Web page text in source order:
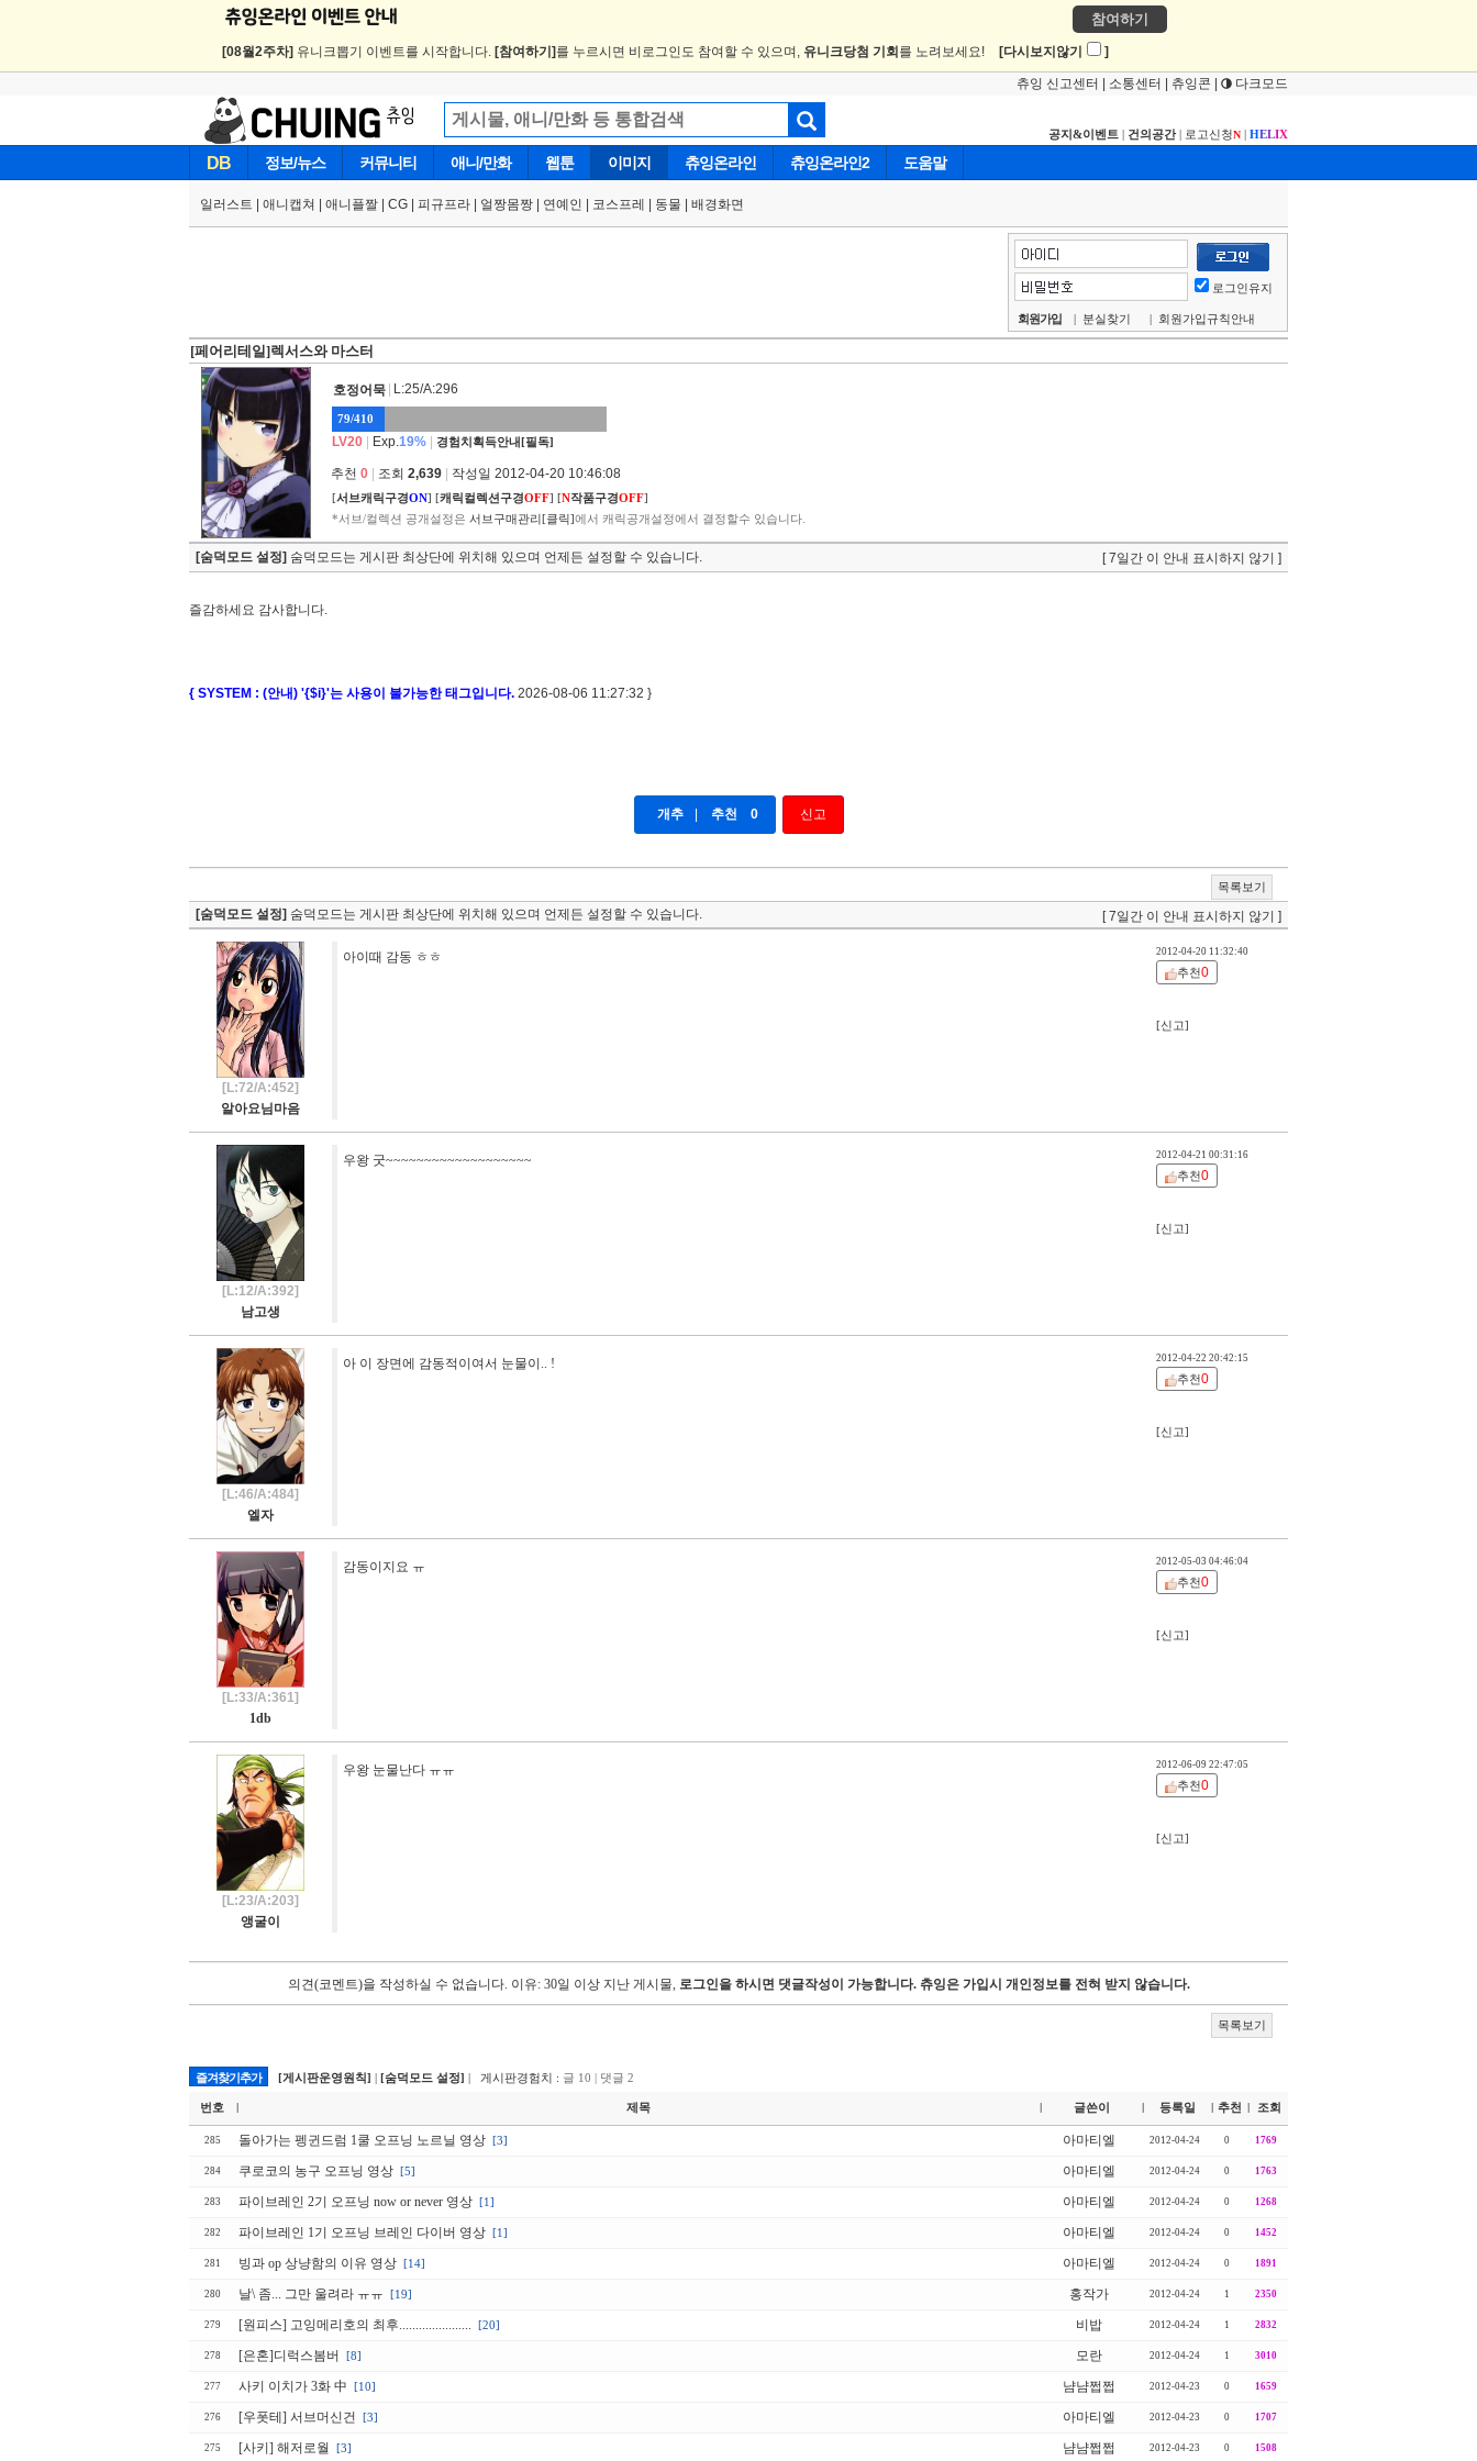
참여하기
[08월2주차] 유니크뽑기 이벤트를 시작합니다. [참여하기] 를 누르시면 비로그인도 참여할 수 있으며, 유니크당첨 기회 를 노려보세요! [다시보지않기 ]
츄잉 신고센터 소통센터 츄잉콘 다크모드
공지&이벤트 | 건의공간| 로고신청N | HELIX
DB 정보/뉴스 커뮤니티 애니/만화 웹툰 이미지 츄잉온라인 츄잉온라인2 도움말
일러스트 애니캡쳐 애니플짤 CG 피규프라 얼짱몸짱 연예인 코스프레 동물 배경화면
로그인유지
회원가입 | 분실찾기 | 회원가입규칙안내
[페어리테일]렉서스와 마스터
호정어묵 L:25/A:296
79/410
LV20 Exp.19% 경험치획득안내[필독]
추천 0 조회 2,639 작성일 2012-04-20 10:46:08
[서브캐릭구경ON] [캐릭컬렉션구경OFF] [N작품구경OFF]
*서브/컬렉션 공개설정은 서브구매관리[클릭]에서 캐릭공개설정에서 결정할수 있습니다.
[숨덕모드 설정] 숨덕모드는 게시판 최상단에 위치해 있으며 언제든 설정할 수 있습니다. [ 7일간 이 안내 표시하지 않기 ]
즐감하세요 감사합니다.
{ SYSTEM : (안내) '{$i}'는 사용이 불가능한 태그입니다. 2026-08-06 11:27:32 }
개추 추천 0 신고
목록보기
[숨덕모드 설정] 숨덕모드는 게시판 최상단에 위치해 있으며 언제든 설정할 수 있습니다. [ 7일간 이 안내 표시하지 않기 ]
[L:72/A:452]
알아요님마음
아이때 감동 ㅎㅎ 2012-04-20 11:32:40
추천0
[신고]
[L:12/A:392]
남고생
우왕 굿~~~~~~~~~~~~~~~~~~~ 2012-04-21 00:31:16
추천0
[신고]
[L:46/A:484]
엘자
아 이 장면에 감동적이여서 눈물이.. ! 2012-04-22 20:42:15
추천0
[신고]
[L:33/A:361]
1db
감동이지요 ㅠ 2012-05-03 04:46:04
추천0
[신고]
[L:23/A:203]
앵굴이
우왕 눈물난다 ㅠㅠ 2012-06-09 22:47:05
추천0
[신고]
의견(코멘트)을 작성하실 수 없습니다. 이유: 30일 이상 지난 게시물, 로그인을 하시면 댓글작성이 가능합니다. 츄잉은 가입시 개인정보를 전혀 받지 않습니다.
목록보기
즐겨찾기추가 [게시판운영원칙] | [숨덕모드 설정] | 게시판경험치 : 글 10 | 댓글 2
번호 제목 글쓴이 등록일 추천 조회
285 돌아가는 펭귄드럼 1쿨 오프닝 노르닐 영상 [3] 아마티엘 2012-04-24 0 1769
284 쿠로코의 농구 오프닝 영상 [5] 아마티엘 2012-04-24 0 1763
283 파이브레인 2기 오프닝 now or never 영상 [1] 아마티엘 2012-04-24 0 1268
282 파이브레인 1기 오프닝 브레인 다이버 영상 [1] 아마티엘 2012-04-24 0 1452
281 빙과 op 상냥함의 이유 영상 [14] 아마티엘 2012-04-24 0 1891
280 날\ 좀... 그만 울려라 ㅠㅠ [19] 홍작가 2012-04-24 1 2350
279 [원피스] 고잉메리호의 최후...................... [20] 비밥 2012-04-24 1 2832
278 [은혼]디럭스봄버 [8] 모란 2012-04-24 1 3010
277 사키 이치가 3화 中 [10] 냠냠쩝쩝 2012-04-23 0 1659
276 [우폿테] 서브머신건 [3] 아마티엘 2012-04-23 0 1707
275 [사키] 해저로월 [3] 냠냠쩝쩝 2012-04-23 0 1508